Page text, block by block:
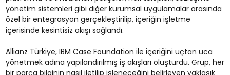
yönetim sistemleri gibi diğer kurumsal uygulamalar arasında
özel bir entegrasyon gerçekleştirilip, içeriğin işletme
içerisinde kesintisiz akışı sağlandı.
Allianz Türkiye, IBM Case Foundation ile içeriğini uçtan uca
yönetmek adına yapılandırılmış iş akışları oluşturdu. Grup, her
bir parça bilginin nasıl iletilip işleneceğini belirleyen yaklaşık